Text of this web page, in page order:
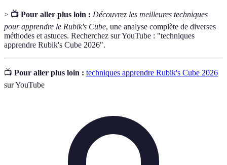
> 📺 Pour aller plus loin : Découvrez les meilleures techniques
pour apprendre le Rubik's Cube, une analyse complète de diverses
méthodes et astuces. Recherchez sur YouTube : "techniques
apprendre Rubik's Cube 2026".
📺 Pour aller plus loin : techniques apprendre Rubik's Cube 2026
sur YouTube